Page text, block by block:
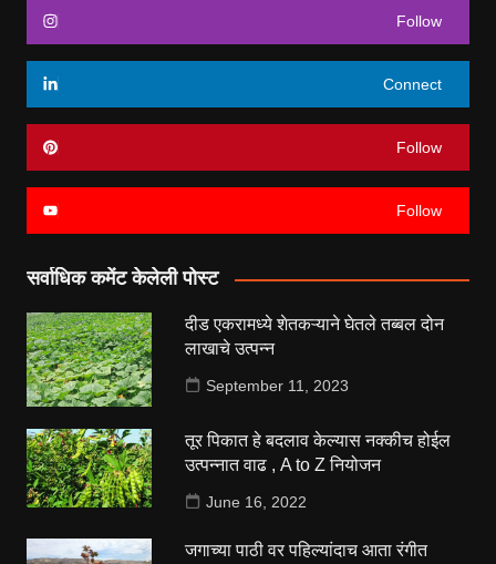
Follow
Connect
Follow
Follow
सर्वाधिक कमेंट केलेली पोस्ट
दीड एकरामध्ये शेतकऱ्याने घेतले तब्बल दोन
लाखाचे उत्पन्न
September 11, 2023
तूर पिकात हे बदलाव केल्यास नक्कीच होईल
उत्पन्नात वाढ , A to Z नियोजन
June 16, 2022
जगाच्या पाठी वर पहिल्यांदाच आता रंगीत